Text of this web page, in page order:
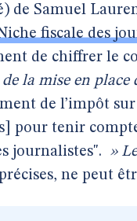
de Samuel
fiscale des
de chiffrer le
de la mise en place
de l’impôt
pour tenir
journalistes". »
ne peut